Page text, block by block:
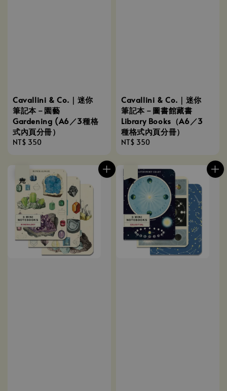
Cavallini & Co.｜迷你
筆記本－園藝
Gardening (A6／3種格
式內頁分冊）
Regular
NT$ 350
Cavallini & Co.｜迷你
筆記本－圖書館藏書
Library Books（A6／3
種格式內頁分冊）
Regular
NT$ 350